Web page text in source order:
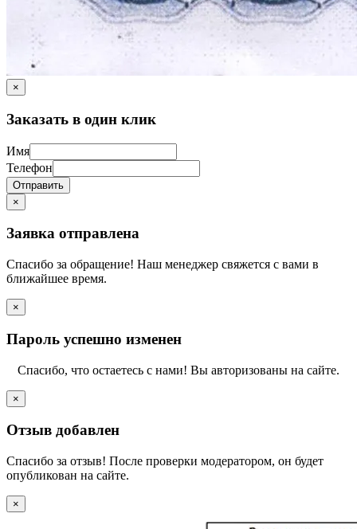
×
Заказать в один клик
Имя
Телефон
Отправить
×
Заявка отправлена
Спасибо за обращение! Наш менеджер свяжется с вами в
ближайшее время.
×
Пароль успешно изменен
Спасибо, что остаетесь с нами! Вы авторизованы на сайте.
×
Отзыв добавлен
Спасибо за отзыв! После проверки модератором, он будет
опубликован на сайте.
×